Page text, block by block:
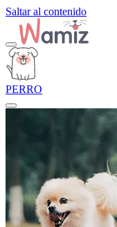
Saltar al contenido
PERRO